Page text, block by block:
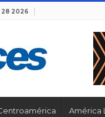
28 2026
América